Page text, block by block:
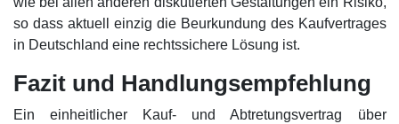
so dass aktuell einzig die Beurkundung des Kaufvertrages
in Deutschland eine rechtssichere Lösung ist.
Fazit und Handlungsempfehlung
Ein einheitlicher Kauf- und Abtretungsvertrag über